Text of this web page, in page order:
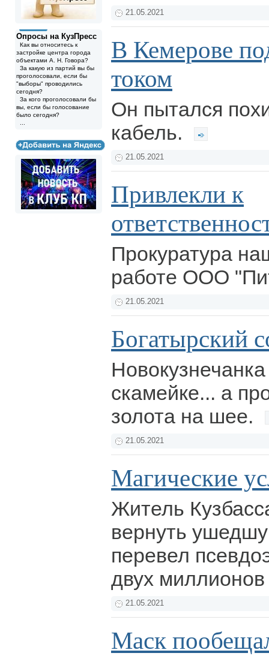
Опросы на КузПресс
Как вы относитесь к
застройке центра города
объектами А. Н. Говора?
За какую из партий вы бы
проголосовали, если бы
"выборы" проводились
сегодня?
За кого проголосовали бы
вы, если бы голосование
было сегодня?
21.05.2021
В Кемерове
током
Он пытался
кабель.
21.05.2021
Привлекли к
Прокуратура
работе ООО
21.05.2021
Богатырский
скамейке... а
золота на шее.
21.05.2021
Магические
Житель
вернуть
перевел
двух
21.05.2021
Маск